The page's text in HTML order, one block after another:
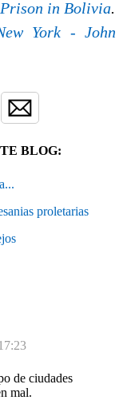
in Bolivia.
York - John
BLOG:
proletarias
de ciudades
mal.